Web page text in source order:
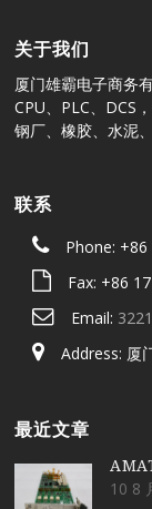
关于我们
厦门雄霸电子商务
CPU、PLC、DCS
钢厂、橡胶、水泥
联系
Phone:
Fax: +86
Email:
Address: 厦
最近文章
10 8